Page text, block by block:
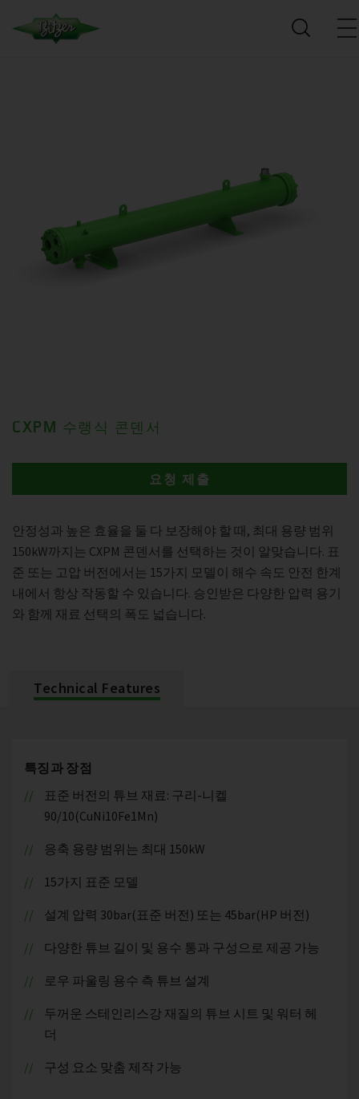
CXPM 수랭식 콘덴서
안정성과 높은 효율을 둘 다 보장해야 할 때, 최대 용량 범위
150kW까지는 CXPM 콘덴서를 선택하는 것이 알맞습니다. 표
준 또는 고압 버전에서는 15가지 모델이 해수 속도 안전 한계
내에서 항상 작동할 수 있습니다. 승인받은 다양한 압력 용기
와 함께 재료 선택의 폭도 넓습니다.
요청 제출
Technical Features
특징과 장점
표준 버전의 튜브 재료: 구리-니켈
90/10(CuNi10Fe1Mn)
응축 용량 범위는 최대 150kW
15가지 표준 모델
설계 압력 30bar(표준 버전) 또는 45bar(HP 버전)
다양한 튜브 길이 및 용수 통과 구성으로 제공 가능
로우 파울링 용수 측 튜브 설계
두꺼운 스테인리스강 재질의 튜브 시트 및 워터 헤
더
구성 요소 맞춤 제작 가능